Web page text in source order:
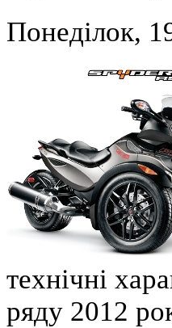
Понеділок,
технічні
ряду 2012